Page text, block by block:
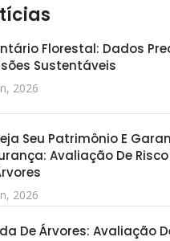
Florestal: Dados
Sustentáveis
2026
Seu Patrimônio E
Avaliação De
2026
De Árvores: Avaliação